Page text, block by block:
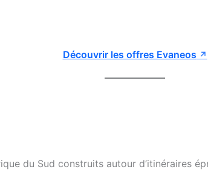
Découvrir les offres Evaneos
du Sud construits autour d’itinéraires